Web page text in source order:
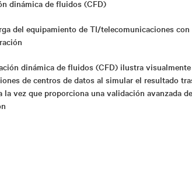
dinámica de fluidos (CFD)
del equipamiento de TI/telecomunicaciones con
dinámica de fluidos (CFD) ilustra
de centros de datos al simular el resultado
la vez que proporciona una validación avanzada